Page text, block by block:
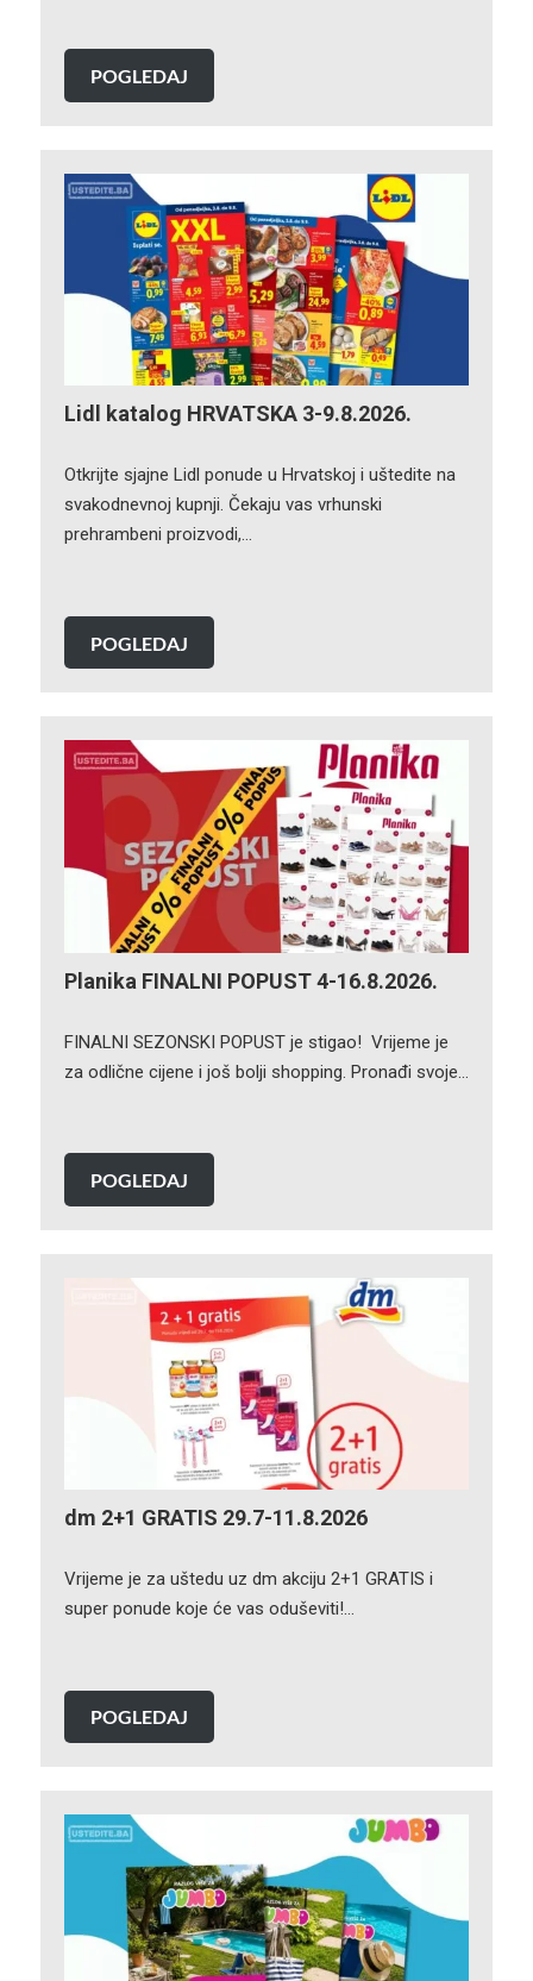
POGLEDAJ
Lidl katalog HRVATSKA 3-9.8.2026.
Otkrijte sjajne Lidl ponude u Hrvatskoj i uštedite na
svakodnevnoj kupnji. Čekaju vas vrhunski
prehrambeni proizvodi,…
POGLEDAJ
Planika FINALNI POPUST 4-16.8.2026.
FINALNI SEZONSKI POPUST je stigao! Vrijeme je
za odlične cijene i još bolji shopping. Pronađi svoje…
POGLEDAJ
dm 2+1 GRATIS 29.7-11.8.2026
Vrijeme je za uštedu uz dm akciju 2+1 GRATIS i
super ponude koje će vas oduševiti!…
POGLEDAJ